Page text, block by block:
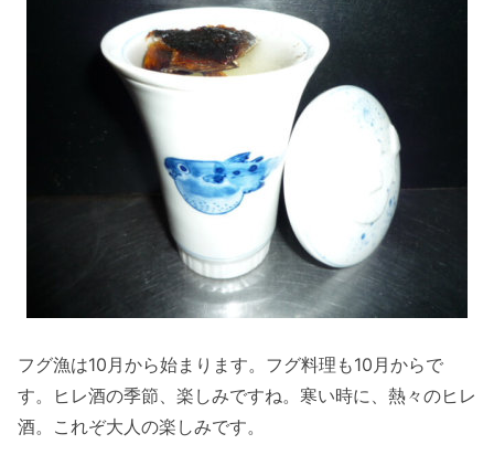
フグ漁は10月から始まります。フグ料理も10月からで
す。ヒレ酒の季節、楽しみですね。寒い時に、熱々のヒレ
酒。これぞ大人の楽しみです。